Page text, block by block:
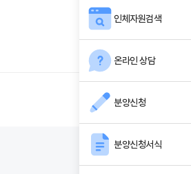
인체자원검색
온라인 상담
분양신청
분양신청서식